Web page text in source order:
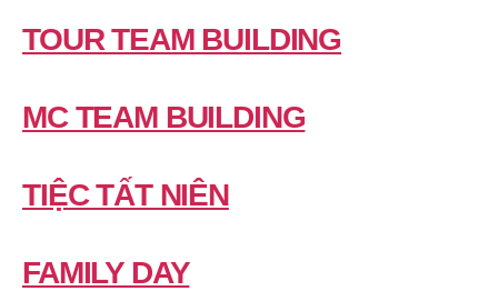
TOUR TEAM BUILDING
MC TEAM BUILDING
TIỆC TẤT NIÊN
FAMILY DAY